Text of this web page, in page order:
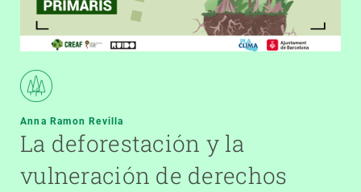
Anna Ramon Revilla
La deforestación y la
vulneración de derechos